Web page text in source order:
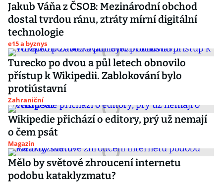
Jakub Váňa z ČSOB: Mezinárodní obchod
dostal tvrdou ránu, ztráty mírní digitální
technologie
e15 a byznys
Turecko po dvou a půl letech obnovilo
přístup k Wikipedii. Zablokování bylo
protiústavní
Zahraniční
Wikipedie přichází o editory, prý už nemají
o čem psát
Magazín
Mělo by světové zhroucení internetu
podobu kataklyzmatu?